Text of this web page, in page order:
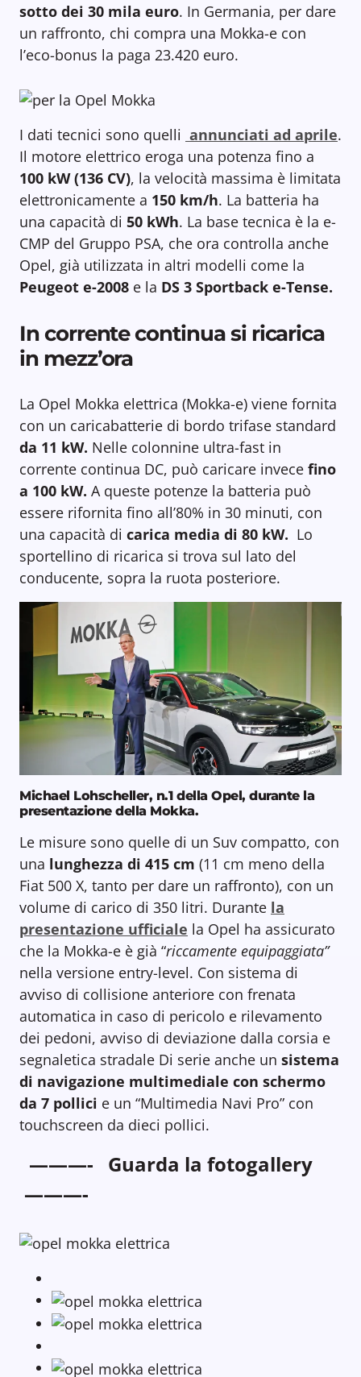
sotto dei 30 mila euro. In Germania, per dare
un raffronto, chi compra una Mokka-e con
l’eco-bonus la paga 23.420 euro.
I dati tecnici sono quelli annunciati ad aprile.
Il motore elettrico eroga una potenza fino a
100 kW (136 CV), la velocità massima è limitata
elettronicamente a 150 km/h. La batteria ha
una capacità di 50 kWh. La base tecnica è la e-
CMP del Gruppo PSA, che ora controlla anche
Opel, già utilizzata in altri modelli come la
Peugeot e-2008 e la DS 3 Sportback e-Tense.
In corrente continua si ricarica
in mezz’ora
La Opel Mokka elettrica (Mokka-e) viene fornita
con un caricabatterie di bordo trifase standard
da 11 kW. Nelle colonnine ultra-fast in
corrente continua DC, può caricare invece fino
a 100 kW. A queste potenze la batteria può
essere rifornita fino all’80% in 30 minuti, con
una capacità di carica media di 80 kW. Lo
sportellino di ricarica si trova sul lato del
conducente, sopra la ruota posteriore.
Michael Lohscheller, n.1 della Opel, durante la
presentazione della Mokka.
Le misure sono quelle di un Suv compatto, con
una lunghezza di 415 cm (11 cm meno della
Fiat 500 X, tanto per dare un raffronto), con un
volume di carico di 350 litri. Durante la
presentazione ufficiale la Opel ha assicurato
che la Mokka-e è già “riccamente equipaggiata”
nella versione entry-level. Con sistema di
avviso di collisione anteriore con frenata
automatica in caso di pericolo e rilevamento
dei pedoni, avviso di deviazione dalla corsia e
segnaletica stradale Di serie anche un sistema
di navigazione multimediale con schermo
da 7 pollici e un “Multimedia Navi Pro” con
touchscreen da dieci pollici.
———- Guarda la fotogallery
———-